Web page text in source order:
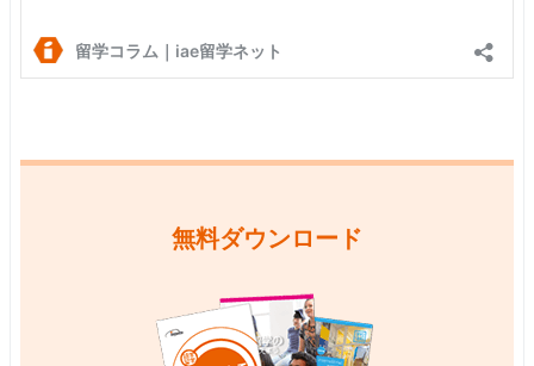
無料ダウンロード